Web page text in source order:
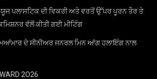
ਯੂਜ ਪਲਾਸਟਿਕ ਦੀ ਵਿਕਰੀ ਅਤੇ ਵਰਤੋਂ ਉੱਪਰ ਪੂਰਨ ਤੌਰ ਤੇ
ਵੱਲੋਂ ਕੀਤੀ ਗਈ ਮੀਟਿੰਗ
ਦੇ ਸੀਨੀਅਰ ਜਨਰਲ ਮਿਨ ਆਂਗ ਹਲਾਇੰਗ ਨਾਲ
2O26